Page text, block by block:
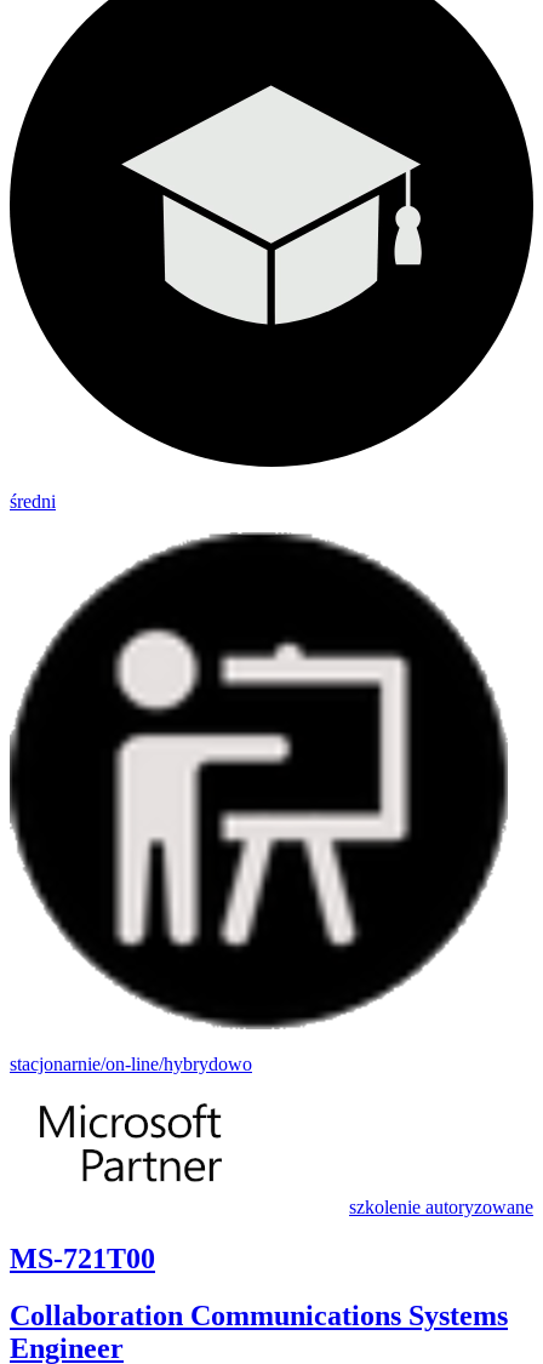
średni
stacjonarnie/on-line/hybrydowo
szkolenie autoryzowane
MS-721T00
Collaboration Communications Systems
Engineer